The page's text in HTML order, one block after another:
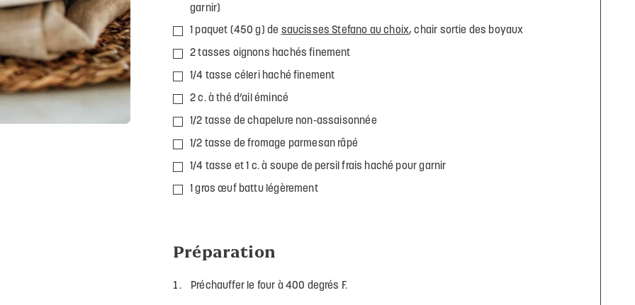
garnir)
1 paquet (450 g) de saucisses Stefano au choix, chair sortie des boyaux
2 tasses oignons hachés finement
1/4 tasse céleri haché finement
2 c. à thé d’ail émincé
1/2 tasse de chapelure non-assaisonnée
1/2 tasse de fromage parmesan râpé
1/4 tasse et 1 c. à soupe de persil frais haché pour garnir
1 gros œuf battu légèrement
Préparation
Préchauffer le four à 400 degrés F.